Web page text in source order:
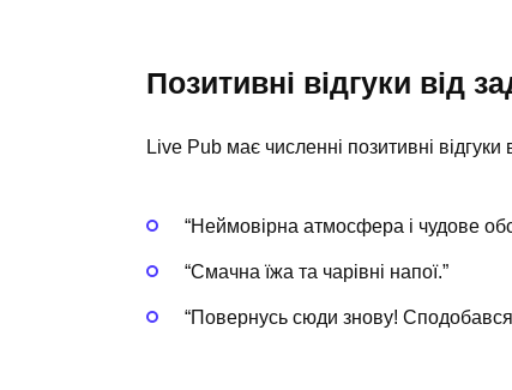
Позитивні відгуки від
Live Pub має численні позитивні відгуки
“Неймовірна атмосфера і чудове
“Смачна їжа та чарівні напої.”
“Повернусь сюди знову!